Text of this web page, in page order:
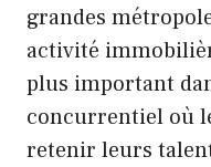
grandes
activité
plus important
concurrentiel où
retenir leurs